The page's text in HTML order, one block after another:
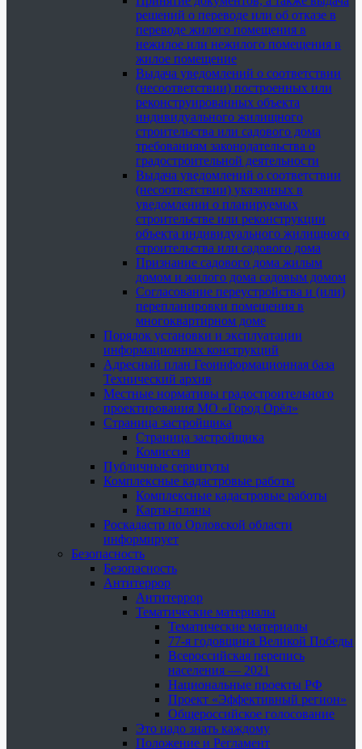
решений о переводе или об отказе в
переводе жилого помещения в
нежилое или нежилого помещения в
жилое помещение
Выдача уведомлений о соответствии
(несоответствии) построенных или
реконструированных объекта
индивидуального жилищного
строительства или садового дома
требованиям законодательства о
градостроительной деятельности
Выдача уведомлений о соответствии
(несоответствии) указанных в
уведомлении о планируемых
строительстве или реконструкции
объекта индивидуального жилищного
строительства или садового дома
Признание садового дома жилым
домом и жилого дома садовым домом
Согласование переустройства и (или)
перепланировки помещения в
многоквартирном доме
Порядок установки и эксплуатации
информационных конструкций
Адресный план Геоинформационная база
Технический архив
Местные нормативы градостроительного
проектирования МО «Город Орёл»
Страница застройщика
Страница застройщика
Комиссия
Публичные сервитуты
Комплексные кадастровые работы
Комплексные кадастровые работы
Карты-планы
Роскадастр по Орловской области
информирует
Безопасность
Безопасность
Антитеррор
Антитеррор
Тематические материалы
Тематические материалы
77-я годовщина Великой Победы
Всероссийская перепись
населения — 2021
Национальные проекты РФ
Проект «Эффективный регион»
Общероссийское голосование
Это надо знать каждому
Положение и Регламент